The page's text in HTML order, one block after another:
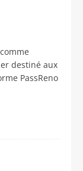
destiné aux
PassReno